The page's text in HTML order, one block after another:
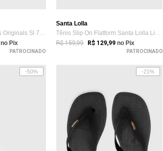
Tênis Feminino adidas Originals Sl 72 OG Marrom
no Pix
PATROCINADO
Santa Lolla
Tênis Slip On Flatform Santa Lolla Liso Preto
R$ 159,99 R$ 129,99 no Pix
PATROCINADO
-50% -21%